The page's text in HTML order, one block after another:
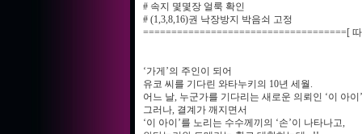
# 속지 몇몇장 얼룩 확인
# (1,3,8,16)권 낙장방지 박음쇠 고정
====================================[
‘가게’의 주인이 되어
유코 씨를 기다린 와타누키의 10년 세월.
어느 날, 누군가를 기다리는 새로운 의뢰인 ‘이 아이
그러나, 결계가 깨지면서
‘이 아이’를 노리는 수수께끼의 ‘손’이 나타나고,